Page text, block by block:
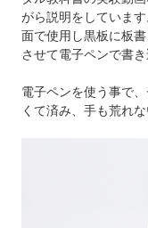
がら説明をしていま
面で使用し黒板に板
させて電子ペンで書
電子ペンを使う事で
くて済み、手も荒れ